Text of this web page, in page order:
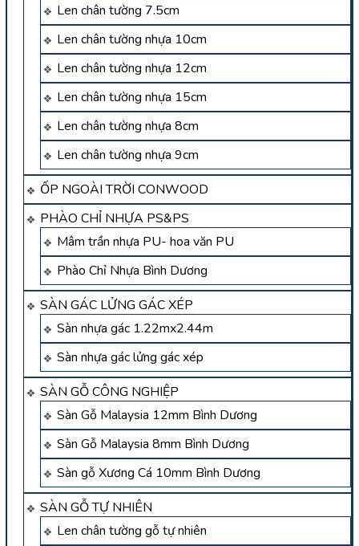
Len chân tường 7.5cm
Len chân tường nhựa 10cm
Len chân tường nhựa 12cm
Len chân tường nhựa 15cm
Len chân tường nhựa 8cm
Len chân tường nhựa 9cm
ỐP NGOÀI TRỜI CONWOOD
PHÀO CHỈ NHỰA PS&PS
Mâm trần nhựa PU- hoa văn PU
Phào Chỉ Nhựa Bình Dương
SÀN GÁC LỬNG GÁC XÉP
Sàn nhựa gác 1.22mx2.44m
Sàn nhựa gác lửng gác xép
SÀN GỖ CÔNG NGHIỆP
Sàn Gỗ Malaysia 12mm Bình Dương
Sàn Gỗ Malaysia 8mm Bình Dương
Sàn gỗ Xương Cá 10mm Bình Dương
SÀN GỖ TỰ NHIÊN
Len chân tường gỗ tự nhiên